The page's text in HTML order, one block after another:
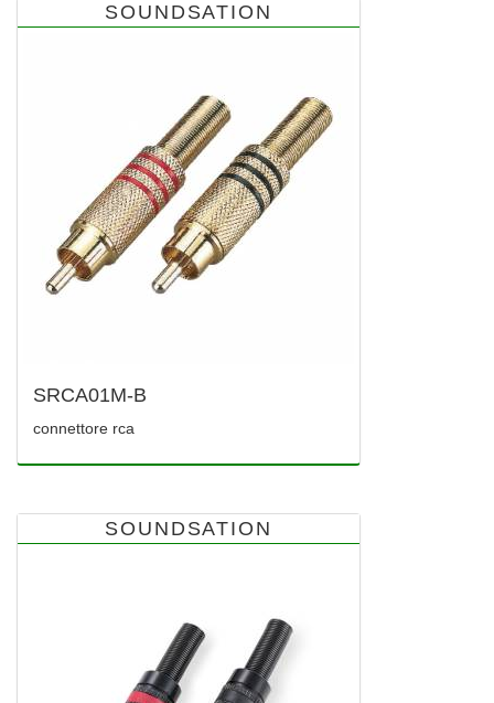
SOUNDSATION
SRCA01M-B
connettore rca
SOUNDSATION